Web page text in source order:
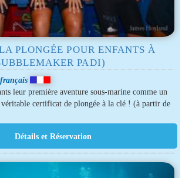
PLONGÉE POUR ENFANTS À
PADI)
leur première aventure sous-marine comme un
certificat de plongée à la clé ! (à partir de